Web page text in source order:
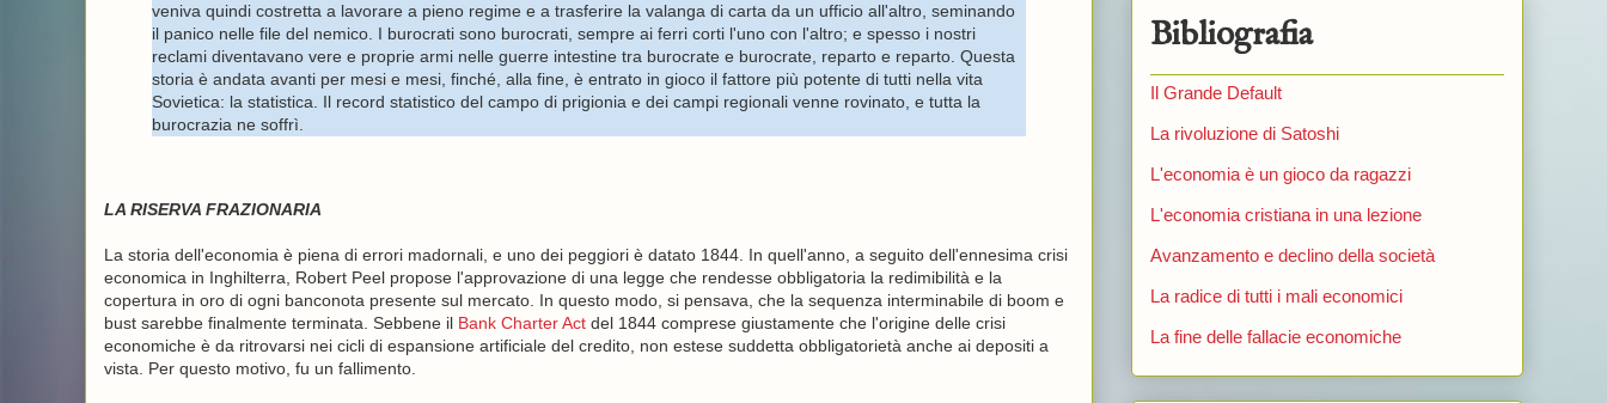
veniva quindi costretta a lavorare a pieno regime e a trasferire la valanga di carta da un ufficio all'altro, seminando
il panico nelle file del nemico. I burocrati sono burocrati, sempre ai ferri corti l'uno con l'altro; e spesso i nostri
reclami diventavano vere e proprie armi nelle guerre intestine tra burocrate e burocrate, reparto e reparto. Questa
storia è andata avanti per mesi e mesi, finché, alla fine, è entrato in gioco il fattore più potente di tutti nella vita
Sovietica: la statistica. Il record statistico del campo di prigionia e dei campi regionali venne rovinato, e tutta la
burocrazia ne soffrì.
LA RISERVA FRAZIONARIA
La storia dell'economia è piena di errori madornali, e uno dei peggiori è datato 1844. In quell'anno, a seguito dell'ennesima crisi
economica in Inghilterra, Robert Peel propose l'approvazione di una legge che rendesse obbligatoria la redimibilità e la
copertura in oro di ogni banconota presente sul mercato. In questo modo, si pensava, che la sequenza interminabile di boom e
bust sarebbe finalmente terminata. Sebbene il Bank Charter Actdel 1844 comprese giustamente che l'origine delle crisi
economiche è da ritrovarsi nei cicli di espansione artificiale del credito, non estese suddetta obbligatorietà anche ai depositi a
vista. Per questo motivo, fu un fallimento.
Bibliografia
Il Grande Default
La rivoluzione di Satoshi
L'economia è un gioco da ragazzi
L'economia cristiana in una lezione
Avanzamento e declino della società
La radice di tutti i mali economici
La fine delle fallacie economiche